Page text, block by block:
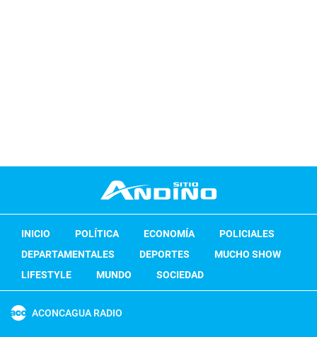
INICIO POLÍTICA ECONOMÍA
POLICIALES
DEPARTAMENTALES
DEPORTES
MUCHO SHOW
LIFESTYLE
MUNDO SOCIEDAD
ACONCAGUA RADIO